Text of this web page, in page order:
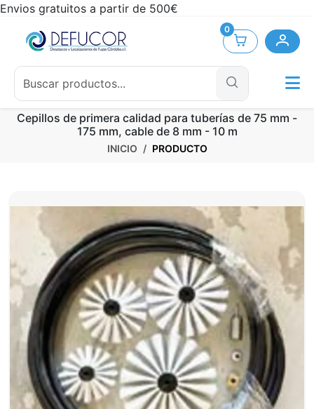
Envios gratuitos a partir de 500€
0
Cepillos de primera calidad para tuberías de 75 mm -
175 mm, cable de 8 mm - 10 m
INICIO PRODUCTO